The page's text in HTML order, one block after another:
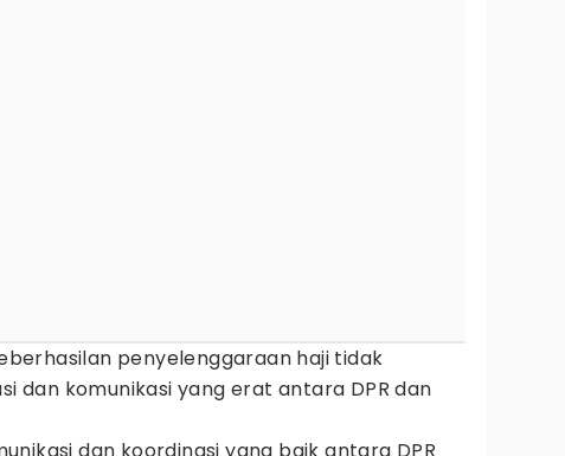
penyelenggaraan haji tidak
dan komunikasi yang erat antara DPR dan